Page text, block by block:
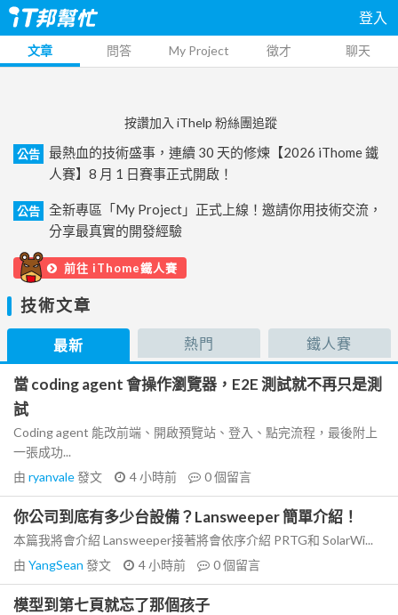
登入
文章 問答 My Project 徵才 聊天
按讚加入 iThelp 粉絲團追蹤
公告
最熱血的技術盛事，連續 30 天的修煉【2026 iThome 鐵
人賽】8 月 1 日賽事正式開啟！
公告
全新專區「My Project」正式上線！邀請你用技術交流，
分享最真實的開發經驗
前往 iThome鐵人賽
技術文章
最新 熱門 鐵人賽
當 coding agent 會操作瀏覽器，E2E 測試就不再只是測
試
Coding agent 能改前端、開啟預覽站、登入、點完流程，最後附上
一張成功...
由 ryanvale發文 4 小時前 0個留言
你公司到底有多少台設備？Lansweeper 簡單介紹！
本篇我將會介紹 Lansweeper接著將會依序介紹 PRTG和 SolarWi...
由 YangSean 發文 4 小時前 0個留言
模型到第七頁就忘了那個孩子